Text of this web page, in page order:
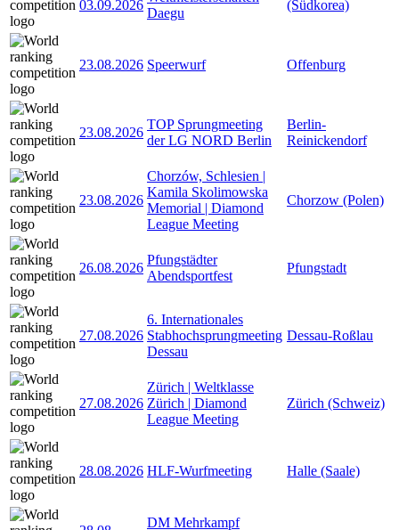
03.09.2026
Daegu
(Südkorea)
23.08.2026 Speerwurf Offenburg
23.08.2026
TOP Sprungmeeting
der LG NORD Berlin
Berlin-
Reinickendorf
23.08.2026
Chorzów, Schlesien |
Kamila Skolimowska
Memorial | Diamond
League Meeting
Chorzow (Polen)
26.08.2026
Pfungstädter
Abendsportfest
Pfungstadt
27.08.2026
6. Internationales
Stabhochsprungmeeting
Dessau
Dessau-Roßlau
27.08.2026
Zürich | Weltklasse
Zürich | Diamond
League Meeting
Zürich (Schweiz)
28.08.2026 HLF-Wurfmeeting Halle (Saale)
DM Mehrkampf